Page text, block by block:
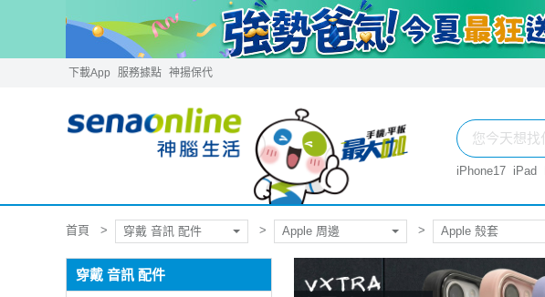
下載App 服務據點 神揚保代
iPhone17 iPad
首頁 穿戴 音訊 配件 Apple 周邊 Apple 殼套
穿戴 音訊 配件